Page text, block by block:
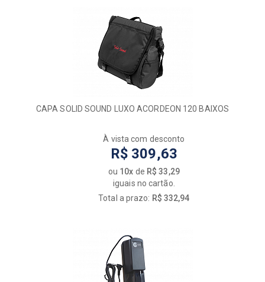
CAPA SOLID SOUND LUXO ACORDEON 120 BAIXOS
À vista com desconto
R$ 309,63
ou 10x de R$ 33,29
iguais no cartão.
Total a prazo: R$ 332,94